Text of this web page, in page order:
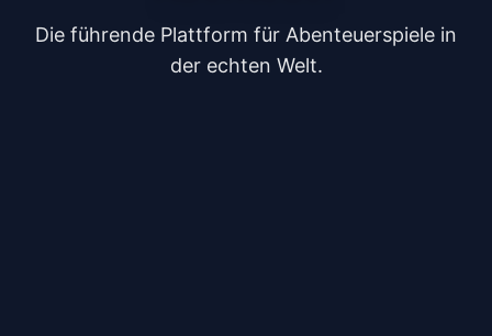
Die führende Plattform für Abenteuerspiele in
der echten Welt.